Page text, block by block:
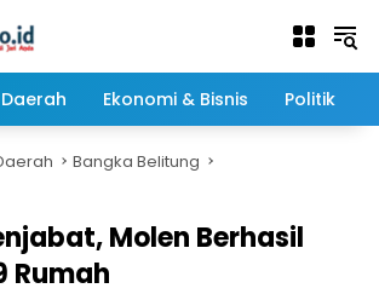
Ekonomi & Bisnis Politik
Bangka Belitung
Molen Berhasil
Rumah